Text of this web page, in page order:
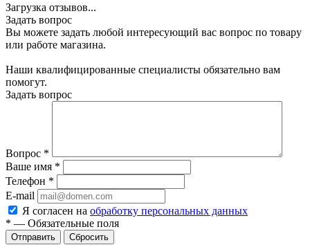
Загрузка отзывов...
Задать вопрос
Вы можете задать любой интересующий вас вопрос по товару
или работе магазина.
Наши квалифицированные специалисты обязательно вам
помогут.
Задать вопрос
Вопрос *
Ваше имя *
Телефон *
E-mail
Я согласен на обработку персональных данных
* — Обязательные поля
Сбросить